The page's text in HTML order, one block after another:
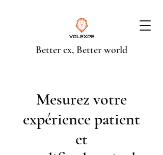
Better cx, Better world
Mesurez votre
expérience patient
et